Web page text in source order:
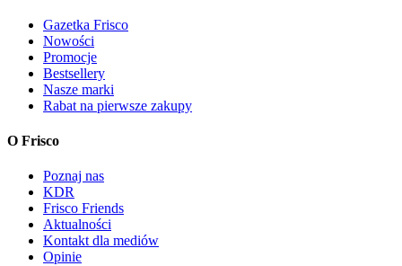
Gazetka Frisco
Nowości
Promocje
Bestsellery
Nasze marki
Rabat na pierwsze zakupy
O Frisco
Poznaj nas
KDR
Frisco Friends
Aktualności
Kontakt dla mediów
Opinie